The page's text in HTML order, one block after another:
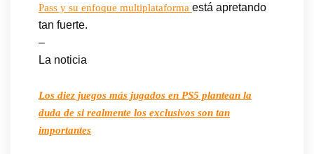
Pass y su enfoque multiplataforma está apretando
tan fuerte.
–
La noticia
Los diez juegos más jugados en PS5 plantean la
duda de si realmente los exclusivos son tan
importantes